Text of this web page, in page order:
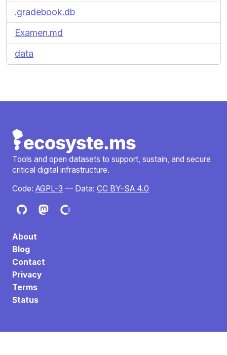
.gradebook.db
Examen.md
data
Tools and open datasets to support, sustain, and secure
critical digital infrastructure.
Code: AGPL-3 — Data: CC BY-SA 4.0
About
Blog
Contact
Privacy
Terms
Status